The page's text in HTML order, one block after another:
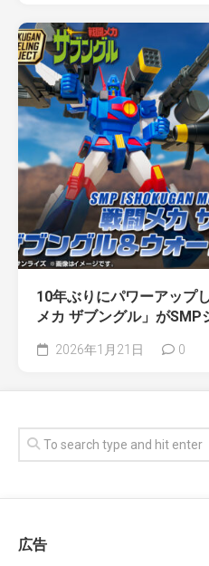
10年ぶりにパワーアップ
メカ ザブングル」がSMP
2026年1月21日 0
広告